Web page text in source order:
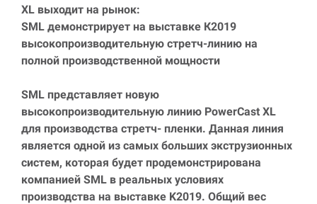
XL выходит на рынок:
SML демонстрирует на выставке К2019
высокопроизводительную стретч-линию на
полной производственной мощности
SML представляет новую
высокопроизводительную линию PowerCast XL
для производства стретч- пленки. Данная линия
является одной из самых больших экструзионных
систем, которая будет продемонстрирована
компанией SML в реальных условиях
производства на выставке K2019. Общий вес